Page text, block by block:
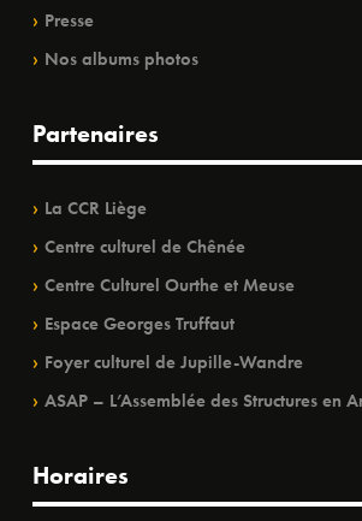
Presse
Nos albums photos
Partenaires
La CCR Liège
Centre culturel de Chênée
Centre Culturel Ourthe et Meuse
Espace Georges Truffaut
Foyer culturel de Jupille-Wandre
ASAP – L’Assemblée des Structures en
Horaires